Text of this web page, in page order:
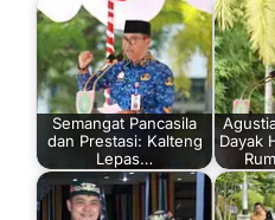
Semangat Pancasila
dan Prestasi: Kalteng
Lepas…
Dayak